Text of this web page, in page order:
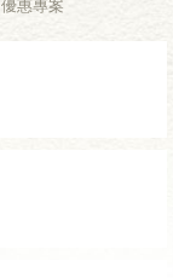
優惠專案